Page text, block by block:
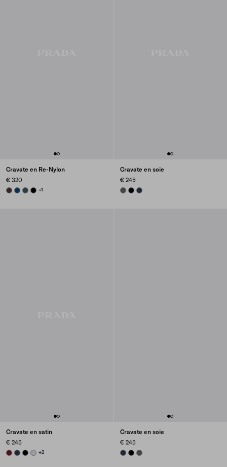
Cravate en Re-Nylon
€ 320
EBONYBLUEBOTTLE GREEN
BLACK
+1
Cravate en soie
€ 245
SMOKY GRAY
BLACK
NAVY
Cravate en satin
€ 245
BURGUNDY
NAVYBLACKPEARL GRAY
+2
Cravate en soie
€ 245
NAVYBLACKSMOKY GRAY